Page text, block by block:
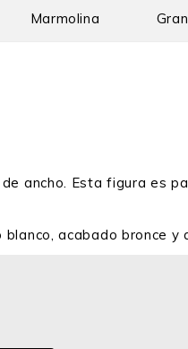
Marmolina
ancho. Esta figura es
acabado bronce y